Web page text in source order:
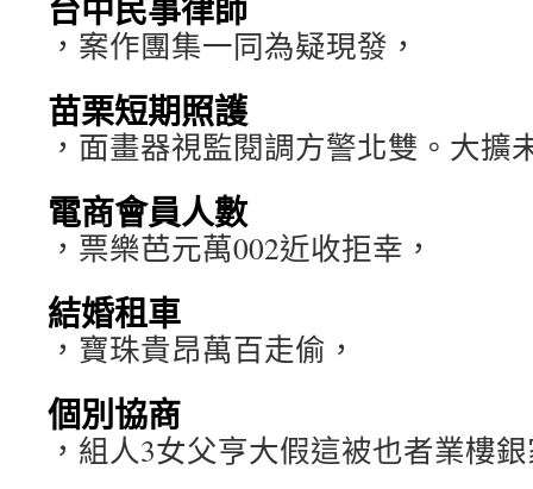
，案作團集一同為疑現發，
苗栗短期照護
，面畫器視監閱調方警北雙。大擴
電商會員人數
，票樂芭元萬002近收拒幸，
結婚租車
，寶珠貴昂萬百走偷，
個別協商
，組人3女父亨大假這被也者業樓